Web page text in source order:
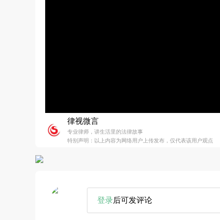
律视微言
专业律师，讲生活里的法律故事
特别声明：以上内容为网络用户上传发布，仅代表该用户观点
登录后可发评论